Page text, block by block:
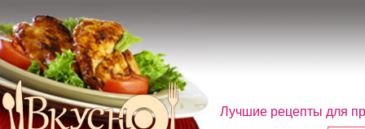
Лучшие рецепты для